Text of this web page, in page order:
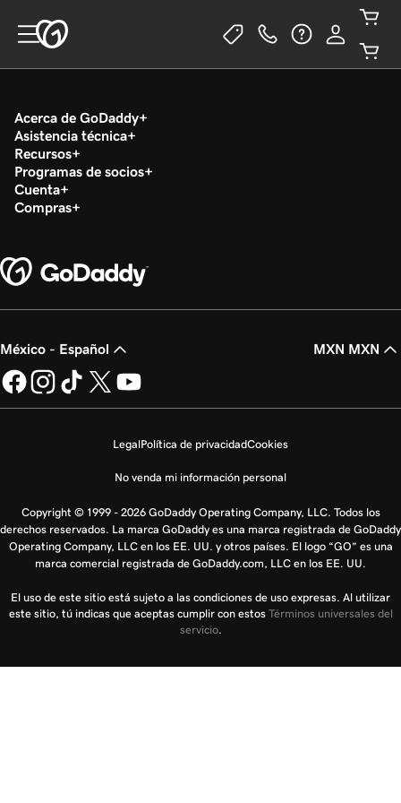
Acerca de GoDaddy
Asistencia técnica
Recursos
Programas de socios
Cuenta
Compras
México - Español MXN MXN
LegalPolítica de privacidadCookies
No venda mi información personal
Copyright © 1999 - 2026 GoDaddy Operating Company, LLC. Todos los
derechos reservados. La marca GoDaddy es una marca registrada de GoDaddy
Operating Company, LLC en los EE. UU. y otros países. El logo “GO” es una
marca comercial registrada de GoDaddy.com, LLC en los EE. UU.
El uso de este sitio está sujeto a las condiciones de uso expresas. Al utilizar
este sitio, tú indicas que aceptas cumplir con estos Términos universales del
servicio.